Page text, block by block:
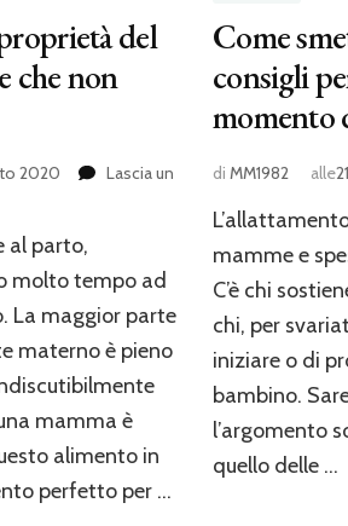
del
che non
2020
Lascia un
al parto,
molto tempo ad
La maggior parte
materno è pieno
mamma è
alimento in
perfetto per …
Come
consigli
momento
di MM1982 alle
mamme e
C’è chi
chi, per
iniziare o di
bambino.
l’argomento
quello delle …